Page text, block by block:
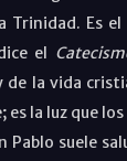
Trinidad. Es
el
la vida
la luz que
suele